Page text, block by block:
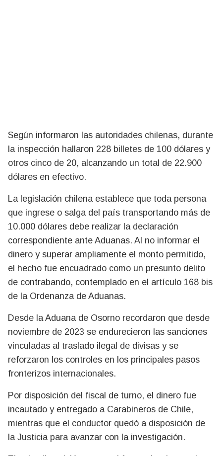
Según informaron las autoridades chilenas, durante
la inspección hallaron 228 billetes de 100 dólares y
otros cinco de 20, alcanzando un total de 22.900
dólares en efectivo.
La legislación chilena establece que toda persona
que ingrese o salga del país transportando más de
10.000 dólares debe realizar la declaración
correspondiente ante Aduanas. Al no informar el
dinero y superar ampliamente el monto permitido,
el hecho fue encuadrado como un presunto delito
de contrabando, contemplado en el artículo 168 bis
de la Ordenanza de Aduanas.
Desde la Aduana de Osorno recordaron que desde
noviembre de 2023 se endurecieron las sanciones
vinculadas al traslado ilegal de divisas y se
reforzaron los controles en los principales pasos
fronterizos internacionales.
Por disposición del fiscal de turno, el dinero fue
incautado y entregado a Carabineros de Chile,
mientras que el conductor quedó a disposición de
la Justicia para avanzar con la investigación.